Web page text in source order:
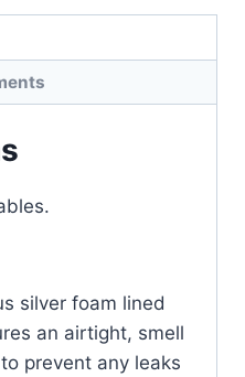
silver foam lined
an airtight, smell
prevent any leaks